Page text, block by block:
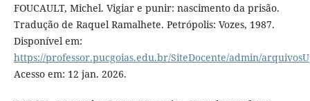
FOUCAULT, Michel. Vigiar e punir: nascimento da prisão.
Tradução de Raquel Ramalhete. Petrópolis: Vozes, 1987.
Disponível em:
https://professor.pucgoias.edu.br/SiteDocente/admin/
Acesso em: 12 jan. 2026.